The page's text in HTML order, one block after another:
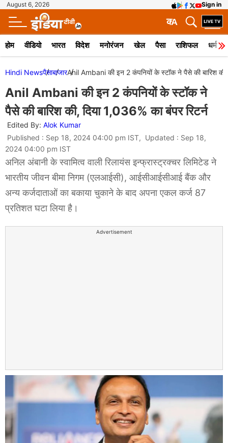
August 6, 2026 Sign in
A
क
होम वीडियो भारत विदेश मनोरंजन खेल पैसा राशिफल धर्म
Hindi NewsपैसाबाजारAnil Ambani की इन 2 कंपनियों के स्टॉक ने पैसे की बारिश की,
Anil Ambani की इन 2 कंपनियों के स्टॉक ने
पैसे की बारिश की, दिया 1,036% का बंपर रिटर्न
Edited By: Alok Kumar
Published : Sep 18, 2024 04:00 pm IST, Updated : Sep 18,
2024 04:00 pm IST
अनिल अंबानी के स्वामित्व वाली रिलायंस इन्फ्रास्ट्रक्चर लिमिटेड ने
भारतीय जीवन बीमा निगम (एलआईसी), आईसीआईसीआई बैंक और
अन्य कर्जदाताओं का बकाया चुकाने के बाद अपना एकल कर्ज 87
प्रतिशत घटा लिया है।
Advertisement